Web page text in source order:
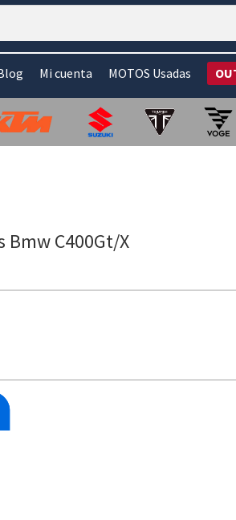
Mi cuenta MOTOS Usadas
Bmw C400Gt/X